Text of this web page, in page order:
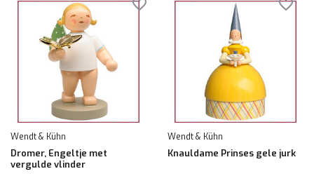
Wendt & Kühn
Dromer, Engeltje met
vergulde vlinder
Wendt & Kühn
Knauldame Prinses gele jurk